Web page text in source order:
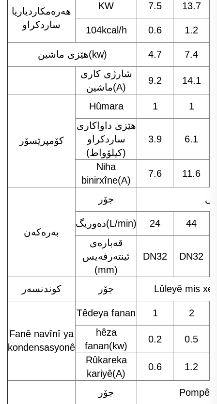
هه‌ره‌مكاردياريا
ساردكراو
KW 7.5 13.7
104kcal/h 0.6 1.2
هێزی ماشین(kw) 4.7
7.4
شارژی کاری
ماشین(A)
9.2 14.1
کۆمپرێسۆر
Hûmara 1
1
هێزی داواكاری
ساردكراو
(كیلۆواط)
3.9 6.1
Niha
binirxîne(A)
7.6 11.6
بەرەکەن
جۆر
دەوریگ(L/min) 24
44
قەبارەی
ئینتەرفەیس
(mm)
DN32 DN32
كوندنسه‌ر جۆر Lûleyê mis
Fanê navînî ya
kondensasyonê
Têdeya fanan 1
2
hêza
fanan(kw)
0.2
0.5
Rûkareka
kariyê(A)
0.6 1.2
جۆر
Pompê